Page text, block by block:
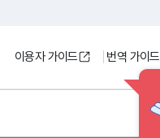
이용자 가이드 번역 가이드